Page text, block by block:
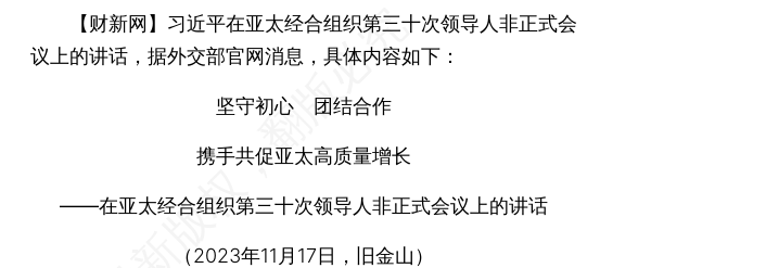
【财新网】 习近平在亚太经合组织第三十次领导人非正式会
议上的讲话，据外交部官网消息，具体内容如下：
坚守初心 团结合作
携手共促亚太高质量增长
——在亚太经合组织第三十次领导人非正式会议上的讲话
（2023年11月17日，旧金山）